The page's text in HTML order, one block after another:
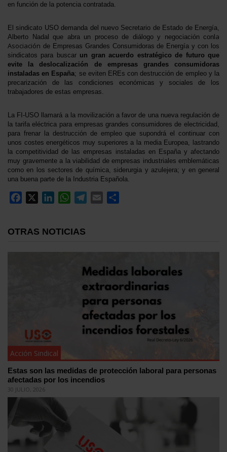
en función de la potencia contratada.
El sindicato USO demanda del nuevo Secretario de Estado de Energía,
Alberto Nadal que abra un proceso de diálogo y negociación conla
Asociación de Empresas Grandes Consumidoras de Energía y con los
sindicatos para buscar un gran acuerdo estratégico de futuro que
evite la deslocalización de empresas grandes consumidoras
instaladas en España; se eviten EREs con destrucción de empleo y la
precarización de las condiciones económicas y sociales de los
trabajadores de estas empresas.
La FI-USO llamará a la movilización a favor de una nueva regulación de
la tarifa eléctrica para empresas grandes consumidores de electricidad,
para frenar la destrucción de empleo que supondrá el continuar con
unos costes energéticos muy superiores a la media Europea, lastrando
la competitividad de las empresas instaladas en España y afectando
muy gravemente a la viabilidad de empresas industriales emblemáticas
como en los sectores de química, siderurgia y azulejera; y en general
una buena parte de la Industria Española.
Facebook LinkedInWhatsApp
Telegram
Email
OTRAS NOTICIAS
Acción Sindical
Estas son las medidas de protección laboral para personas
afectadas por los incendios
30 JULIO, 2026